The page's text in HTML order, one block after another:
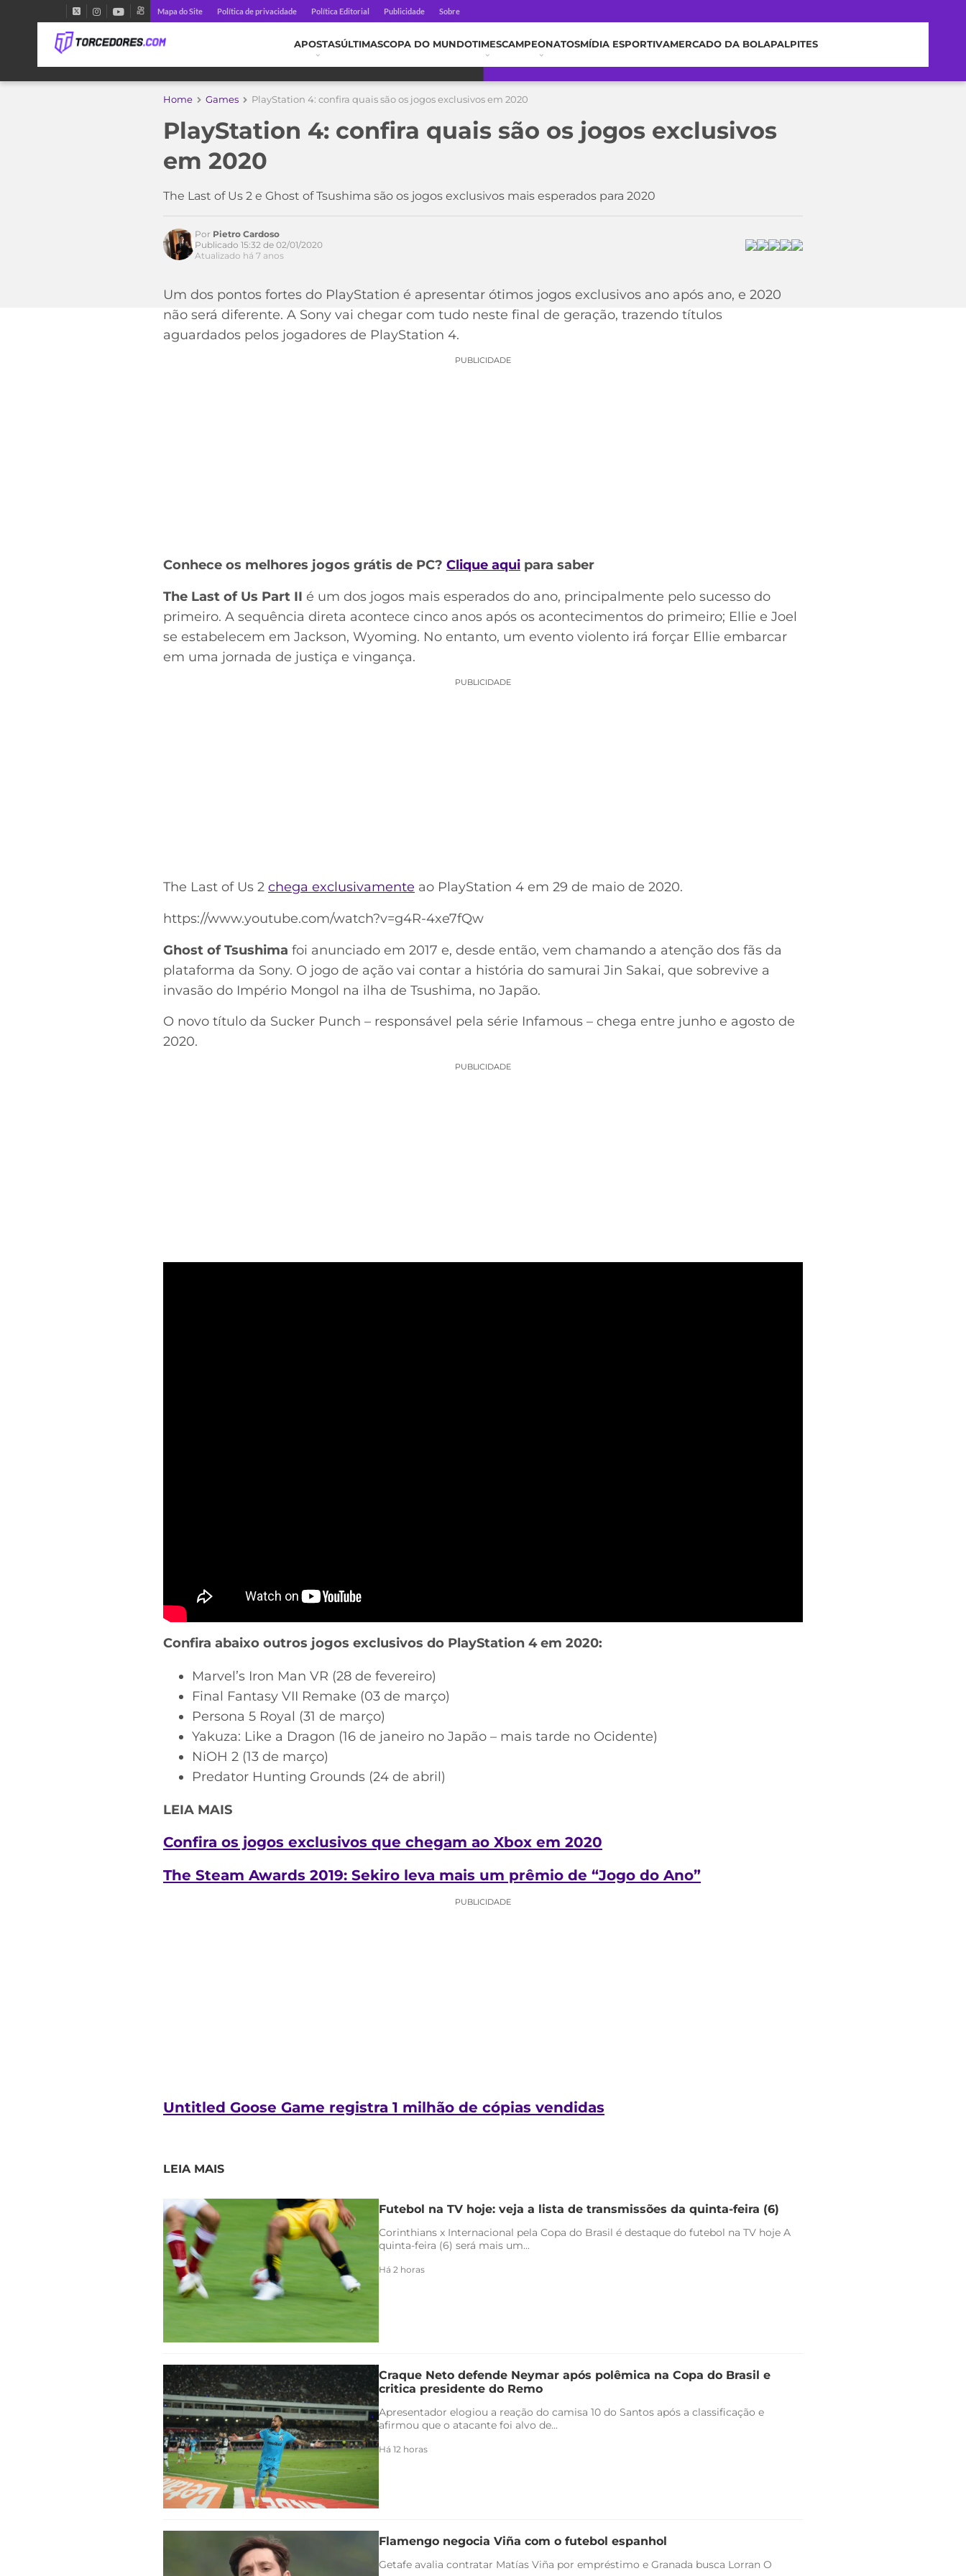
Mapa do Site Política de privacidade Política Editorial Publicidade Sobre
APOSTASÚLTIMASCOPA DO MUNDOTIMESCAMPEONATOSMÍDIA ESPORTIVAMERCADO DA BOLAPALPITES
Home Games PlayStation 4: confira quais são os jogos exclusivos em 2020
PlayStation 4: confira quais são os jogos exclusivos
em 2020
The Last of Us 2 e Ghost of Tsushima são os jogos exclusivos mais esperados para 2020
Acesse o perfil do autor
Por Pietro Cardoso
Publicado 15:32 de 02/01/2020
Atualizado há 7 anos
Um dos pontos fortes do PlayStation é apresentar ótimos jogos exclusivos ano após ano, e 2020
não será diferente. A Sony vai chegar com tudo neste final de geração, trazendo títulos
aguardados pelos jogadores de PlayStation 4.
PUBLICIDADE
Conhece os melhores jogos grátis de PC? Clique aqui para saber
The Last of Us Part II é um dos jogos mais esperados do ano, principalmente pelo sucesso do
primeiro. A sequência direta acontece cinco anos após os acontecimentos do primeiro; Ellie e Joel
se estabelecem em Jackson, Wyoming. No entanto, um evento violento irá forçar Ellie embarcar
em uma jornada de justiça e vingança.
PUBLICIDADE
The Last of Us 2 chega exclusivamente ao PlayStation 4 em 29 de maio de 2020.
https://www.youtube.com/watch?v=g4R-4xe7fQw
Ghost of Tsushima foi anunciado em 2017 e, desde então, vem chamando a atenção dos fãs da
plataforma da Sony. O jogo de ação vai contar a história do samurai Jin Sakai, que sobrevive a
invasão do Império Mongol na ilha de Tsushima, no Japão.
O novo título da Sucker Punch – responsável pela série Infamous – chega entre junho e agosto de
2020.
PUBLICIDADE
Confira abaixo outros jogos exclusivos do PlayStation 4 em 2020:
Marvel’s Iron Man VR (28 de fevereiro)
Final Fantasy VII Remake (03 de março)
Persona 5 Royal (31 de março)
Yakuza: Like a Dragon (16 de janeiro no Japão – mais tarde no Ocidente)
NiOH 2 (13 de março)
Predator Hunting Grounds (24 de abril)
LEIA MAIS
Confira os jogos exclusivos que chegam ao Xbox em 2020
The Steam Awards 2019: Sekiro leva mais um prêmio de “Jogo do Ano”
PUBLICIDADE
Untitled Goose Game registra 1 milhão de cópias vendidas
LEIA MAIS
Futebol na TV hoje: veja a lista de transmissões da quinta-feira (6)
Corinthians x Internacional pela Copa do Brasil é destaque do futebol na TV hoje A
quinta-feira (6) será mais um...
Há 2 horas
Craque Neto defende Neymar após polêmica na Copa do Brasil e
critica presidente do Remo
Apresentador elogiou a reação do camisa 10 do Santos após a classificação e
afirmou que o atacante foi alvo de...
Há 12 horas
Flamengo negocia Viña com o futebol espanhol
Getafe avalia contratar Matías Viña por empréstimo e Granada busca Lorran O